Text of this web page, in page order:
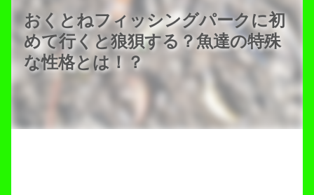
おくとねフィッシングパークに初
めて行くと狼狽する？魚達の特殊
な性格とは！？